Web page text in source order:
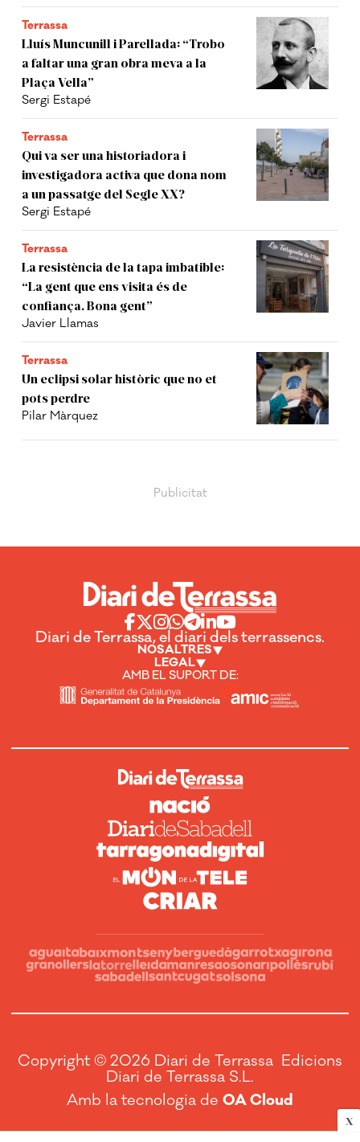
X
Terrassa
Lluís Muncunill i Parellada: “Trobo
a faltar una gran obra meva a la
Plaça Vella”
Sergi Estapé
Terrassa
Qui va ser una historiadora i
investigadora activa que dona nom
a un passatge del Segle XX?
Sergi Estapé
Terrassa
La resistència de la tapa imbatible:
“La gent que ens visita és de
confiança. Bona gent”
Javier Llamas
Terrassa
Un eclipsi solar històric que no et
pots perdre
Pilar Màrquez
Diari de Terrassa, el diari dels terrassencs.
NOSALTRES
LEGAL
AMB EL SUPORT DE:
Copyright © 2026 Diari de Terrassa Edicions
Diari de Terrassa S.L.
Amb la tecnologia de OA Cloud